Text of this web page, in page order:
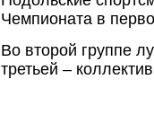
Чемпионата в
Во второй группе
третьей –